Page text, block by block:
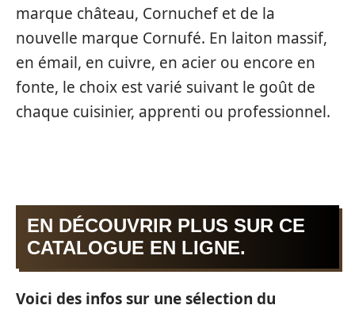
marque château, Cornuchef et de la
nouvelle marque Cornufé. En laiton massif,
en émail, en cuivre, en acier ou encore en
fonte, le choix est varié suivant le goût de
chaque cuisinier, apprenti ou professionnel.
EN DÉCOUVRIR PLUS SUR CE
CATALOGUE EN LIGNE.
Voici des infos sur une sélection du